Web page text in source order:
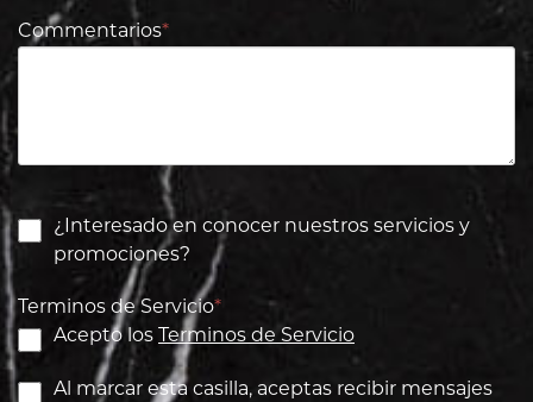
Commentarios*
¿Interesado en conocer nuestros servicios y
promociones?
Terminos de Servicio*
Acepto los
Terminos de Servicio
Al marcar esta casilla, aceptas recibir mensajes